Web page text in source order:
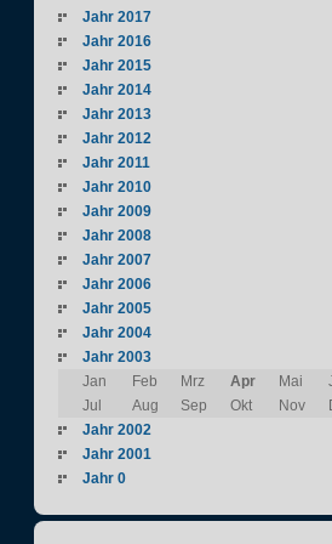
Jahr 2017
Jahr 2016
Jahr 2015
Jahr 2014
Jahr 2013
Jahr 2012
Jahr 2011
Jahr 2010
Jahr 2009
Jahr 2008
Jahr 2007
Jahr 2006
Jahr 2005
Jahr 2004
Jahr 2003
Jan
Feb Mrz Apr Mai
Jul
Aug Sep Okt Nov
Jahr 2002
Jahr 2001
Jahr 0